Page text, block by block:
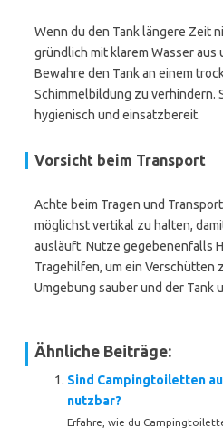
Wenn du den Tank längere Zeit
gründlich mit klarem Wasser aus
Bewahre den Tank an einem
Schimmelbildung zu verhindern.
hygienisch und einsatzbereit.
Vorsicht beim Transport
Achte beim Tragen und
möglichst vertikal zu halten,
ausläuft. Nutze gegebenenfalls
Tragehilfen, um ein Verschütten
Umgebung sauber und der Tank
Ähnliche Beiträge:
Sind Campingtoiletten
nutzbar?
Erfahre, wie du